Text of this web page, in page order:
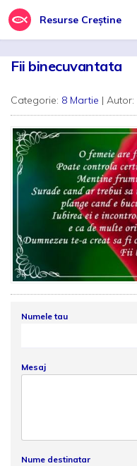
Resurse Creștine
Fii binecuvantata
Categorie: 8 Martie | Autor:
Numele tau
Mesaj
Nume destinatar